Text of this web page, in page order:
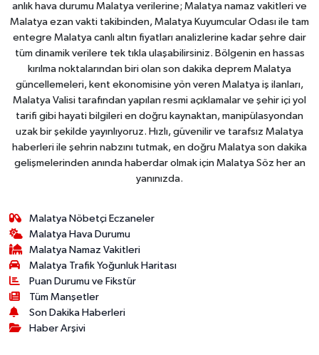
anlık hava durumu Malatya verilerine; Malatya namaz vakitleri ve
Malatya ezan vakti takibinden, Malatya Kuyumcular Odası ile tam
entegre Malatya canlı altın fiyatları analizlerine kadar şehre dair
tüm dinamik verilere tek tıkla ulaşabilirsiniz. Bölgenin en hassas
kırılma noktalarından biri olan son dakika deprem Malatya
güncellemeleri, kent ekonomisine yön veren Malatya iş ilanları,
Malatya Valisi tarafından yapılan resmi açıklamalar ve şehir içi yol
tarifi gibi hayati bilgileri en doğru kaynaktan, manipülasyondan
uzak bir şekilde yayınlıyoruz. Hızlı, güvenilir ve tarafsız Malatya
haberleri ile şehrin nabzını tutmak, en doğru Malatya son dakika
gelişmelerinden anında haberdar olmak için Malatya Söz her an
yanınızda.
Malatya Nöbetçi Eczaneler
Malatya Hava Durumu
Malatya Namaz Vakitleri
Malatya Trafik Yoğunluk Haritası
Puan Durumu ve Fikstür
Tüm Manşetler
Son Dakika Haberleri
Haber Arşivi